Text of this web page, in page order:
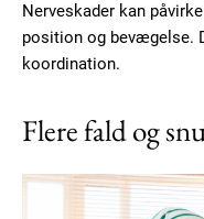
Donec quis est ac
YEARLY PRICING
Nerveskader kan
position og bevægelse.
koordination.
Flere fald og